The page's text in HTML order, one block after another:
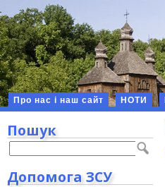
Про нас і наш сайт НОТИ
Пошук
Допомога ЗСУ